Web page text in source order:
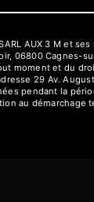
AUX 3 M et
06800 Cagnes-
moment et du
29 Av.
pendant la
au démarchage